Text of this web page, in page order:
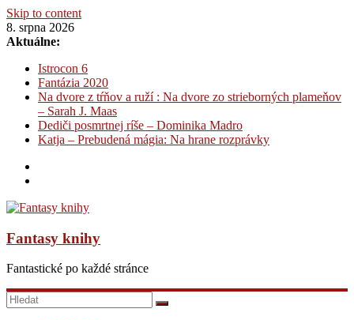
Skip to content
8. srpna 2026
Aktuálne:
Istrocon 6
Fantázia 2020
Na dvore z tŕňov a ruží : Na dvore zo strieborných plameňov
– Sarah J. Maas
Dediči posmrtnej ríše – Dominika Madro
Katja – Prebudená mágia: Na hrane rozprávky
Fantasy knihy
Fantastické po každé stránce